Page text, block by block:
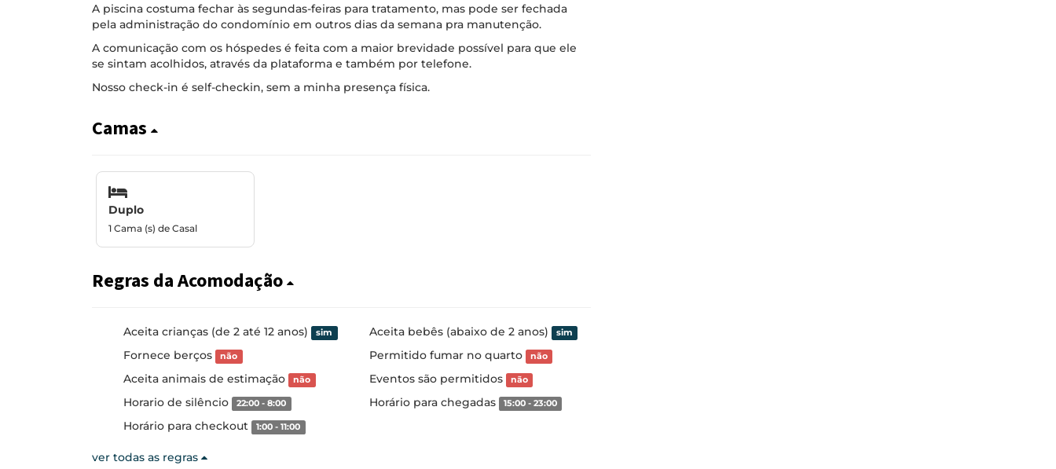
A piscina costuma fechar às segundas-feiras para tratamento, mas pode ser fechada
pela administração do condomínio em outros dias da semana pra manutenção.
A comunicação com os hóspedes é feita com a maior brevidade possível para que ele
se sintam acolhidos, através da plataforma e também por telefone.
Nosso check-in é self-checkin, sem a minha presença física.
Camas
Duplo
1 Cama (s) de Casal
Regras da Acomodação
Aceita crianças (de 2 até 12 anos) sim Aceita bebês (abaixo de 2 anos) sim
Fornece berços não Permitido fumar no quarto não
Aceita animais de estimação não Eventos são permitidos não
Horario de silêncio 22:00 - 8:00 Horário para chegadas 15:00 - 23:00
Horário para checkout 1:00 - 11:00
ver todas as regras